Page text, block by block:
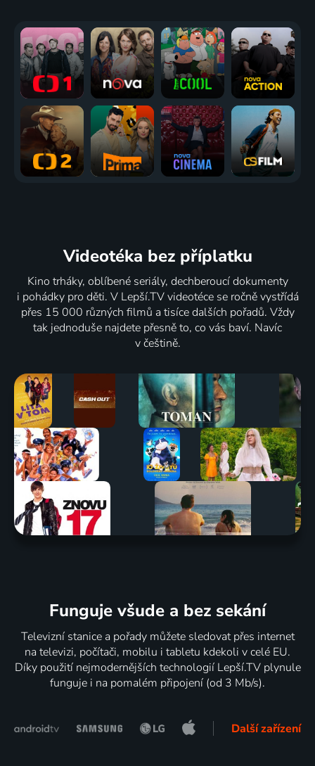
Videotéka bez příplatku
Kino trháky, oblíbené seriály, dechberoucí dokumenty
i pohádky pro děti. V Lepší.TV videotéce se ročně vystřídá
přes 15 000 různých filmů a tisíce dalších pořadů. Vždy
tak jednoduše najdete přesně to, co vás baví. Navíc
v češtině.
Funguje všude a bez sekání
Televizní stanice a pořady můžete sledovat přes internet
na televizi, počítači, mobilu i tabletu kdekoli v celé EU.
Díky použití nejmodernějších technologií Lepší.TV plynule
funguje i na pomalém připojení (od 3 Mb/s).
Další zařízení